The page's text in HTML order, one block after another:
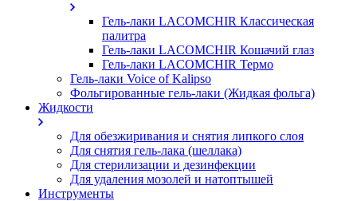
Гель-лаки LACOMCHIR Классическая
палитра
Гель-лаки LACOMCHIR Кошачий глаз
Гель-лаки LACOMCHIR Термо
Гель-лаки Voice of Kalipso
Фольгированные гель-лаки (Жидкая фольга)
Жидкости
Для обезжиривания и снятия липкого слоя
Для снятия гель-лака (шеллака)
Для стерилизации и дезинфекции
Для удаления мозолей и натоптышей
Инструменты